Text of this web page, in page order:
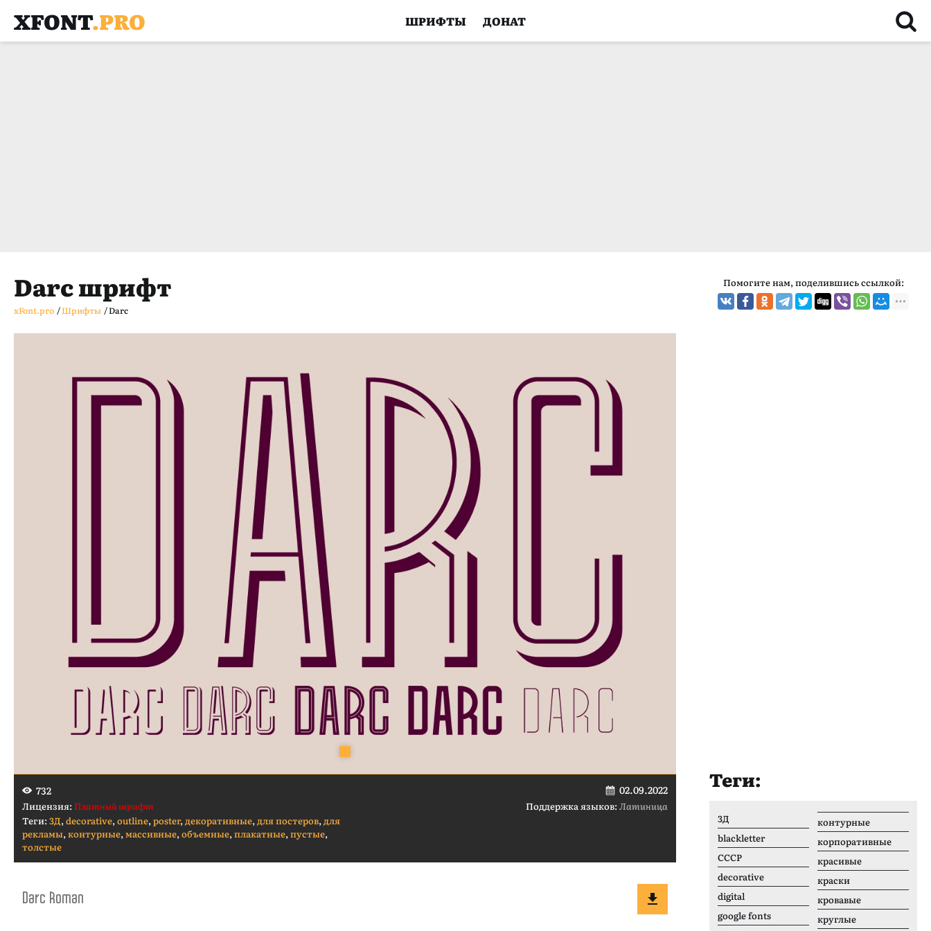
XFONT.PRO ШРИФТЫ ДОНАТ
Darc шрифт
xFont.pro /Шрифты /Darc
Помогите нам, поделившись ссылкой:
732 02.09.2022
Лицензия:Платный шрифт Поддержка языков:Латиница
Теги:3Д,decorative,outline,poster,декоративные,для постеров,для
рекламы,контурные,массивные,объемные,плакатные,пустые,
толстые
Теги:
3Д
blackletter
CCCР
decorative
digital
google fonts
контурные
корпоративные
красивые
краски
кровавые
круглые